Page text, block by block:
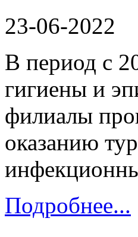
23-06-2022
В период с
гигиены и
филиалы
оказанию
Подробнее...